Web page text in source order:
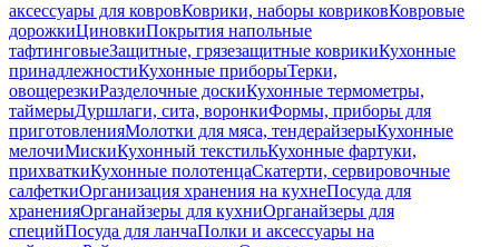
аксессуары для ковровКоврики, наборы ковриковКовровые
дорожкиЦиновкиПокрытия напольные
тафтинговыеЗащитные, грязезащитные коврикиКухонные
принадлежностиКухонные приборыТерки,
овощерезкиРазделочные доскиКухонные термометры,
таймерыДуршлаги, сита, воронкиФормы, приборы для
приготовленияМолотки для мяса, тендерайзерыКухонные
мелочиМискиКухонный текстильКухонные фартуки,
прихваткиКухонные полотенцаСкатерти, сервировочные
салфеткиОрганизация хранения на кухнеПосуда для
храненияОрганайзеры для кухниОрганайзеры для
специйПосуда для ланчаПолки и аксессуары на